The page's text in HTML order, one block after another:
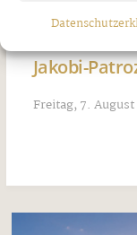
Jakobi-
Freitag, 7.